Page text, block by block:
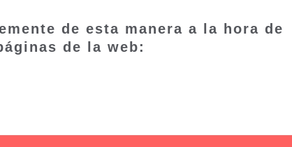
de esta manera a la hora de
de la web: